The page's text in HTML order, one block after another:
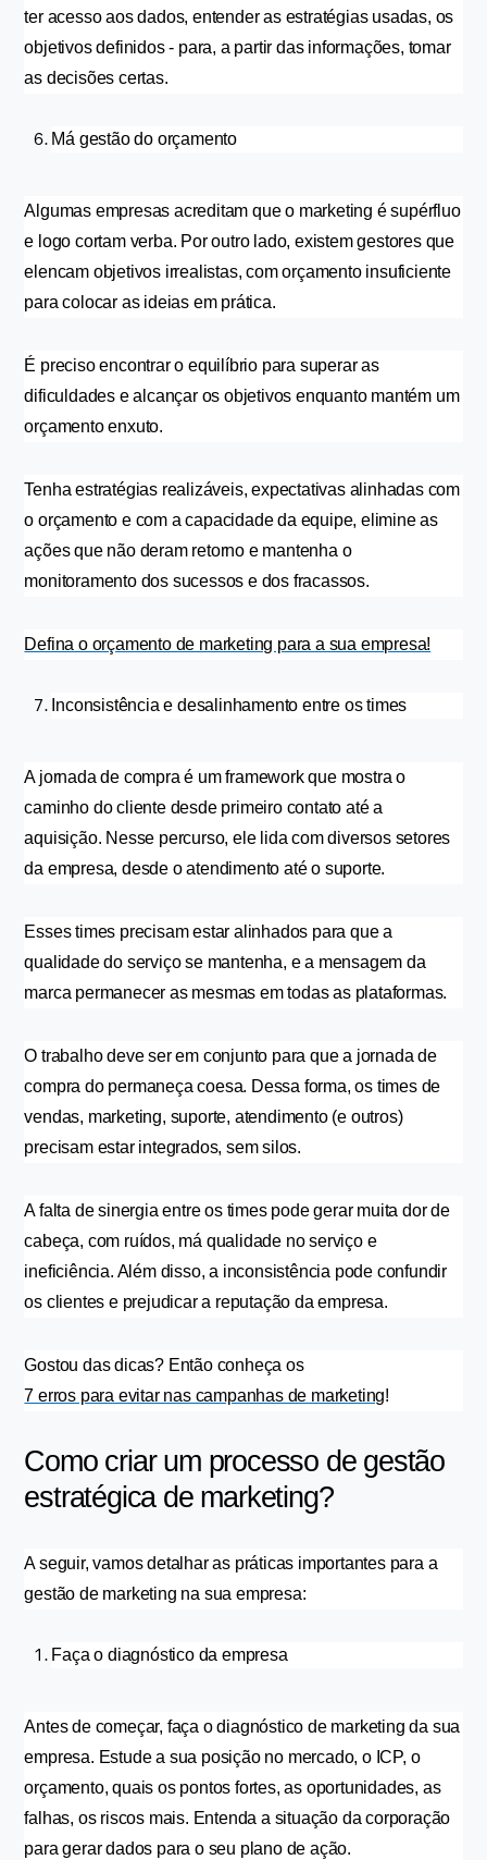
ter acesso aos dados, entender as estratégias usadas, os
objetivos definidos - para, a partir das informações, tomar
as decisões certas.
Má gestão do orçamento
Algumas empresas acreditam que o marketing é supérfluo
e logo cortam verba. Por outro lado, existem gestores que
elencam objetivos irrealistas, com orçamento insuficiente
para colocar as ideias em prática.
É preciso encontrar o equilíbrio para superar as
dificuldades e alcançar os objetivos enquanto mantém um
orçamento enxuto.
Tenha estratégias realizáveis, expectativas alinhadas com
o orçamento e com a capacidade da equipe, elimine as
ações que não deram retorno e mantenha o
monitoramento dos sucessos e dos fracassos.
Defina o orçamento de marketing para a sua empresa!
Inconsistência e desalinhamento entre os times
A jornada de compra é um framework que mostra o
caminho do cliente desde primeiro contato até a
aquisição. Nesse percurso, ele lida com diversos setores
da empresa, desde o atendimento até o suporte.
Esses times precisam estar alinhados para que a
qualidade do serviço se mantenha, e a mensagem da
marca permanecer as mesmas em todas as plataformas.
O trabalho deve ser em conjunto para que a jornada de
compra do permaneça coesa. Dessa forma, os times de
vendas, marketing, suporte, atendimento (e outros)
precisam estar integrados, sem silos.
A falta de sinergia entre os times pode gerar muita dor de
cabeça, com ruídos, má qualidade no serviço e
ineficiência. Além disso, a inconsistência pode confundir
os clientes e prejudicar a reputação da empresa.
Gostou das dicas? Então conheça os
7 erros para evitar nas campanhas de marketing!
Como criar um processo de gestão
estratégica de marketing?
A seguir, vamos detalhar as práticas importantes para a
gestão de marketing na sua empresa:
Faça o diagnóstico da empresa
Antes de começar, faça o diagnóstico de marketing da sua
empresa. Estude a sua posição no mercado, o ICP, o
orçamento, quais os pontos fortes, as oportunidades, as
falhas, os riscos mais. Entenda a situação da corporação
para gerar dados para o seu plano de ação.